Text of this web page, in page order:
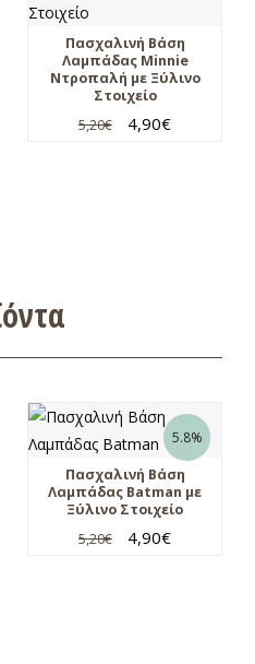
Πασχαλινή Βάση
Λαμπάδας Minnie
Ντροπαλή με Ξύλινο
Στοιχείο
5,20€ 4,90€
5.8%
Πασχαλινή Βάση
Λαμπάδας Batman με
Ξύλινο Στοιχείο
5,20€ 4,90€